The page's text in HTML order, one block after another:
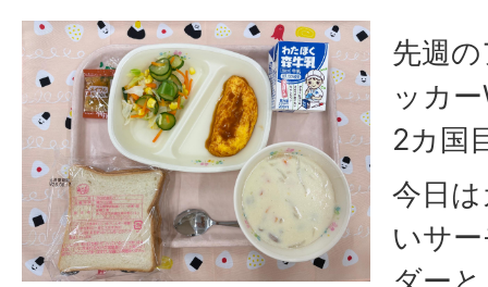
先週
ッカ
2カ国
今日
いサ